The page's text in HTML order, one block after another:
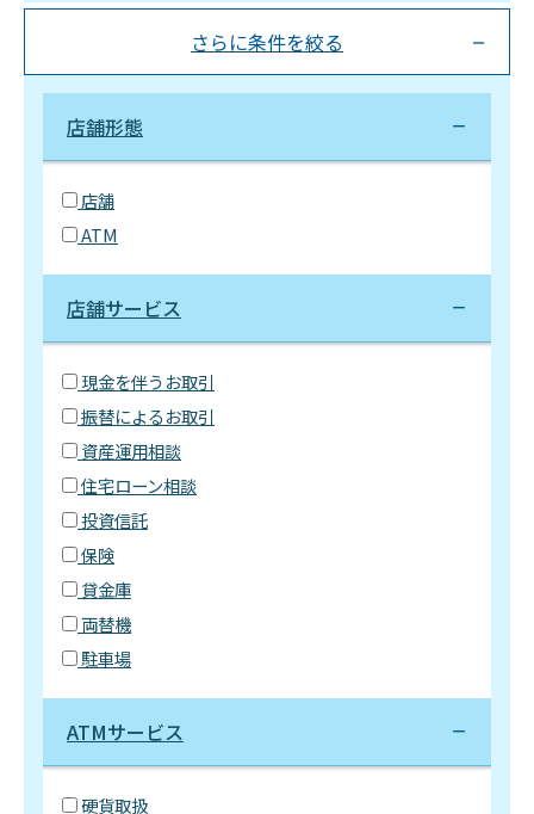
さらに条件を絞る
店舗形態
店舗
ATM
店舗サービス
現金を伴うお取引
振替によるお取引
資産運用相談
住宅ローン相談
投資信託
保険
貸金庫
両替機
駐車場
ATMサービス
硬貨取扱